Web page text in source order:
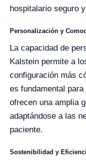
hospitalario seguro
Personalización y
La capacidad de
Kalstein permite a
configuración más
es fundamental
ofrecen una amplia
adaptándose a las
paciente.
Sostenibilidad y